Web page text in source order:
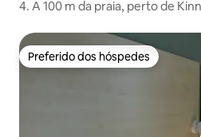
4. A 100 m da praia, perto de
Preferido dos hóspedes
Preferido dos hóspedes